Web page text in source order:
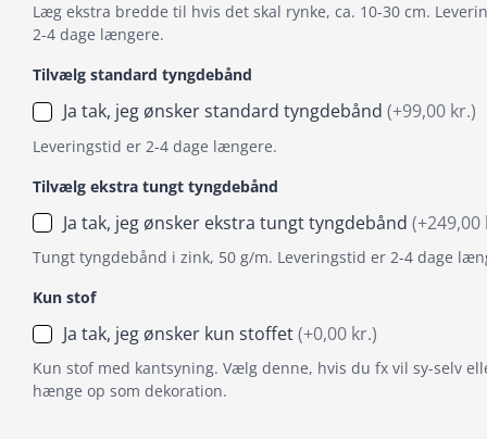
Læg ekstra bredde til hvis det skal rynke, ca. 10-30 cm.
2-4 dage længere.
Tilvælg standard tyngdebånd
Ja tak, jeg ønsker standard tyngdebånd (+99,00 kr.)
Leveringstid er 2-4 dage længere.
Tilvælg ekstra tungt tyngdebånd
Ja tak, jeg ønsker ekstra tungt tyngdebånd (+249,00
Tungt tyngdebånd i zink, 50 g/m. Leveringstid er 2-4 dage
Kun stof
Ja tak, jeg ønsker kun stoffet(+0,00 kr.)
Kun stof med kantsyning. Vælg denne, hvis du fx vil sy-selv
hænge op som dekoration.